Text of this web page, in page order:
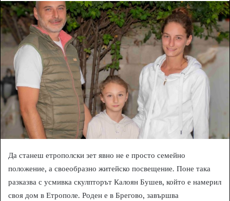
d
a
n
e
m
a
i
l
Да станеш етрополски зет явно не е просто семейно
положение, а своеобразно житейско посвещение. Поне така
разказва с усмивка скулпторът Калоян Бушев, който е намерил
своя дом в Етрополе. Роден е в Брегово, завършва